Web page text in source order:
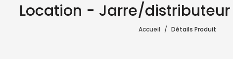
Location - Jarre/distributeur
Accueil Détails Produit